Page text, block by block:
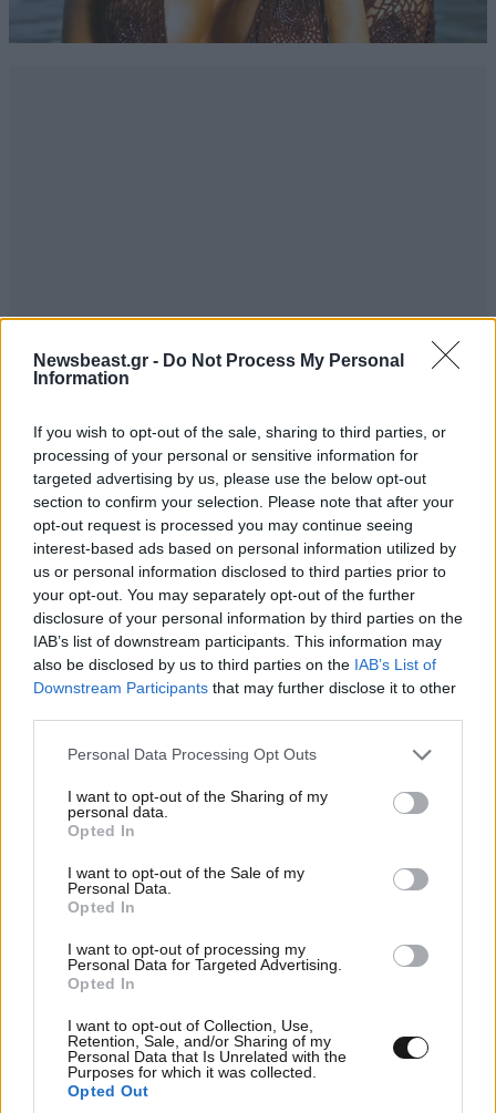
Newsbeast.gr - Do Not Process My Personal
Information
If you wish to opt-out of the sale, sharing to third parties, or
processing of your personal or sensitive information for
targeted advertising by us, please use the below opt-out
section to confirm your selection. Please note that after your
opt-out request is processed you may continue seeing
interest-based ads based on personal information utilized by
us or personal information disclosed to third parties prior to
your opt-out. You may separately opt-out of the further
disclosure of your personal information by third parties on the
IAB’s list of downstream participants. This information may
also be disclosed by us to third parties on the IAB’s List of
Downstream Participants that may further disclose it to other
Please note that this website/app uses one or more Google
not limited to your visit or usage behaviour. You may click to
grant or deny consent to Google and its third-party tags to
use your data for below specified purposes in below Google
consent section.
Personal Data Processing Opt Outs
I want to opt-out of the Sharing of my
personal data.
Opted In
I want to opt-out of the Sale of my
Personal Data.
Opted In
I want to opt-out of processing my
Personal Data for Targeted Advertising.
Opted In
I want to opt-out of Collection, Use,
Retention, Sale, and/or Sharing of my
Personal Data that Is Unrelated with the
Purposes for which it was collected.
Opted Out
ΠΕΡΙΣΣΟΤΕΡΑ ΑΠΟ ΤΟΝ ΚΟΣΜΟ